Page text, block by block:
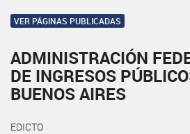
VER PÁGINAS PUBLICADAS
ADMINISTRACIÓN
DE INGRESOS
BUENOS AIRES
EDICTO